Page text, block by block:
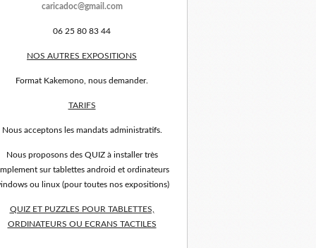
caricadoc@gmail.com
06 25 80 83 44
NOS AUTRES EXPOSITIONS
Format Kakemono, nous demander.
TARIFS
Nous acceptons les mandats administratifs.
Nous proposons des QUIZ à installer très
sur tablettes android et ordinateurs
ou linux (pour toutes nos expositions)
QUIZ ET PUZZLES POUR TABLETTES,
ORDINATEURS OU ECRANS TACTILES